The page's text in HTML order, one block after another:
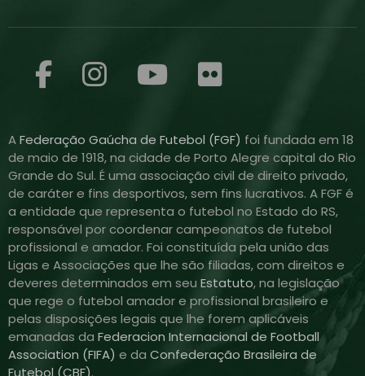
AFederação Gaúcha de Futebol (FGF) foi fundada em 18
de maio de 1918, na cidade de Porto Alegre capital do Rio
Grande do Sul. É uma associação civil de direito privado,
de caráter e fins desportivos, sem fins lucrativos. A FGF é
a entidade que representa o futebol no Estado do RS,
responsável por coordenar campeonatos de futebol
profissional e amador. Foi constituída pela união das
Ligas e Associações que lhe são filiadas, com direitos e
deveres determinados em seu Estatuto, na legislação
que rege o futebol amador e profissional brasileiro e
pelas disposições legais que lhe forem aplicáveis
emanadas da Federacion Internacional de Football
Association (FIFA) e da Confederação Brasileira de
Futebol (CBF).